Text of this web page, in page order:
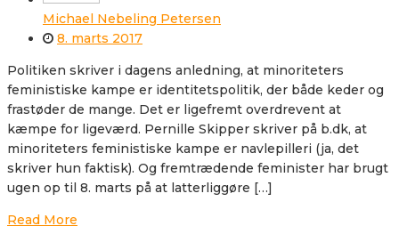
Michael Nebeling Petersen
8. marts 2017
Politiken skriver i dagens anledning, at minoriteters
feministiske kampe er identitetspolitik, der både keder og
frastøder de mange. Det er ligefremt overdrevent at
kæmpe for ligeværd. Pernille Skipper skriver på b.dk, at
minoriteters feministiske kampe er navlepilleri (ja, det
skriver hun faktisk). Og fremtrædende feminister har brugt
ugen op til 8. marts på at latterliggøre […]
Read More